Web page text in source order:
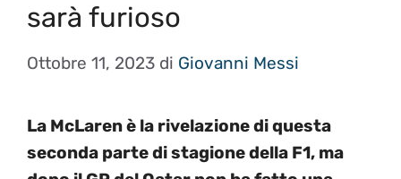
sarà furioso
Ottobre 11, 2023 di Giovanni Messi
La McLaren è la rivelazione di questa
seconda parte di stagione della F1, ma